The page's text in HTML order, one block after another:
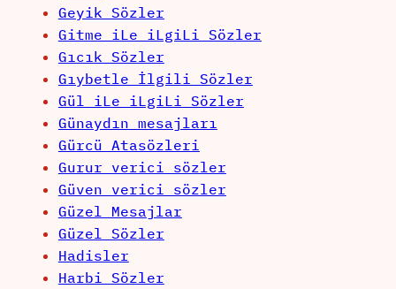
Geyik Sözler
Gitme iLe iLgiLi Sözler
Gıcık Sözler
Gıybetle İlgili Sözler
Gül iLe iLgiLi Sözler
Günaydın mesajları
Gürcü Atasözleri
Gurur verici sözler
Güven verici sözler
Güzel Mesajlar
Güzel Sözler
Hadisler
Harbi Sözler